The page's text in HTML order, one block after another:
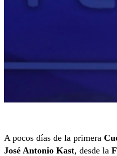
A pocos días de la primera
José Antonio Kast, desde la